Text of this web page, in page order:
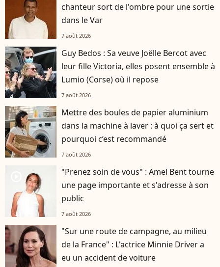
chanteur sort de l'ombre pour une sortie
dans le Var
7 août 2026
Guy Bedos : Sa veuve Joëlle Bercot avec
leur fille Victoria, elles posent ensemble à
Lumio (Corse) où il repose
7 août 2026
Mettre des boules de papier aluminium
dans la machine à laver : à quoi ça sert et
pourquoi c’est recommandé
7 août 2026
"Prenez soin de vous" : Amel Bent tourne
une page importante et s'adresse à son
public
7 août 2026
"Sur une route de campagne, au milieu
de la France" : L'actrice Minnie Driver a
eu un accident de voiture